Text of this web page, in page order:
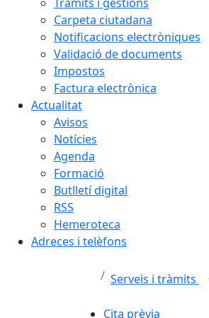
Carpeta ciutadana
Notificacions electròniques
Validació de documents
Impostos
Factura electrònica
Actualitat
Avisos
Notícies
Agenda
Formació
Butlletí digital
RSS
Hemeroteca
Adreces i telèfons
Serveis i tràmits
Cita prèvia